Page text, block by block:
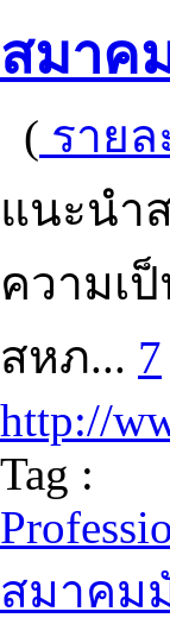
สมาค
( รายล
แนะนำ
ความเ
สหภ... 7
http://
Tag :
สมาคม